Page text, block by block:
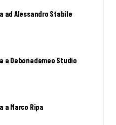
ad Alessandro Stabile
a Debonademeo Studio
a Marco Ripa